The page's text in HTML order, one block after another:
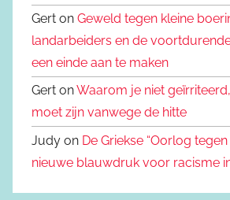
Gert on Geweld tegen kleine
landarbeiders en de
een einde aan te maken
Gert onWaarom je niet
moet zijn vanwege de hitte
Judy on De Griekse “Oorlog
nieuwe blauwdruk voor racisme